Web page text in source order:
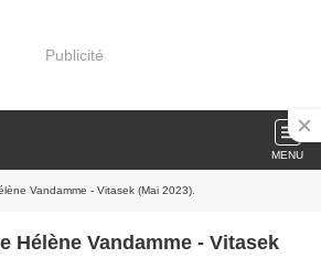
Publicité
MENU
Vandamme - Vitasek (Mai 2023).
Hélène Vandamme - Vitasek